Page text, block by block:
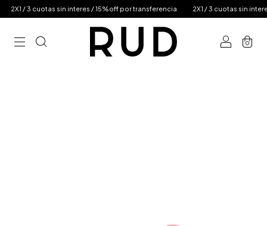
/ 3 cuotas sin interes / 15%off por transferencia 2X1 / 3 cuotas sin interes /
0